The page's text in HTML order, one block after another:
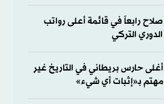
صلاح رابعاً في قائمة أعلى رواتب
الدوري التركي
أغلى حارس بريطاني في التاريخ غير
مهتم بـ«إثبات أي شيء»